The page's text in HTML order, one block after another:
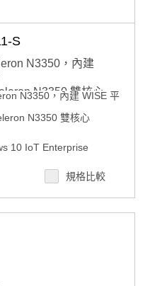
S
N3350，內建
N3350 雙核心
10 IoT Enterprise
（含 SIM）、1 x
裝與正面擋板 I/O 配置
記憶體
，解析度最高 4K
N3350，內建 WISE 平
N3350 雙核心
10 IoT Enterprise
記憶體
遠端管理
規格比較